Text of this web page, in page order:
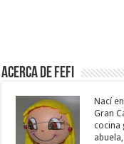
Acerca de Fefi
Nací
Gran
cocina